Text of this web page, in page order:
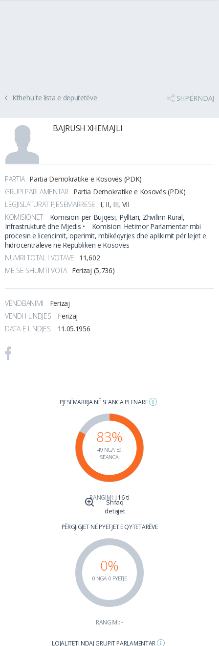
Kthehu te lista e deputetëve SHPËRNDAJ
BAJRUSH XHEMAJLI
PARTIA Partia Demokratike e Kosovës (PDK)
GRUPI PARLAMENTAR
Partia Demokratike e Kosovës (PDK)
LEGJISLATURAT PJESËMARRËSE
I, II, III, VII
KOMISIONET
Komisioni për Bujqësi, Pylltari, Zhvillim Rural,
Infrastrukturë dhe Mjedis •
Komisioni Hetimor Parlamentar mbi
procesin e licencimit, operimit, mbikëqyrjes dhe aplikimit për lejet e
hidrocentraleve në Republikën e Kosovës
NUMRI TOTAL I VOTAVE
11,602
MË SË SHUMTI VOTA Ferizaj (5,736)
VENDBANIMI
Ferizaj
VENDI I LINDJES
Ferizaj
DATA E LINDJES
11.05.1956
PJESËMARRJA NË SEANCA PLENARE
83%
49 NGA 59
SEANCA
RANGIMI: i 16-ti
Shfaq
detajet
PËRGJIGJET NË PYETJET E QYTETARËVE
0%
0 NGA 0 PYETJE
RANGIMI:-
LOJALITETI NDAJ GRUPIT PARLAMENTAR